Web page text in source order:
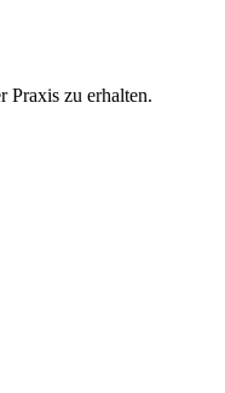
Praxis zu erhalten.